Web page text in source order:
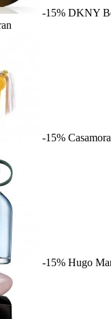
-15% DKNY
-15%
-15% Hugo